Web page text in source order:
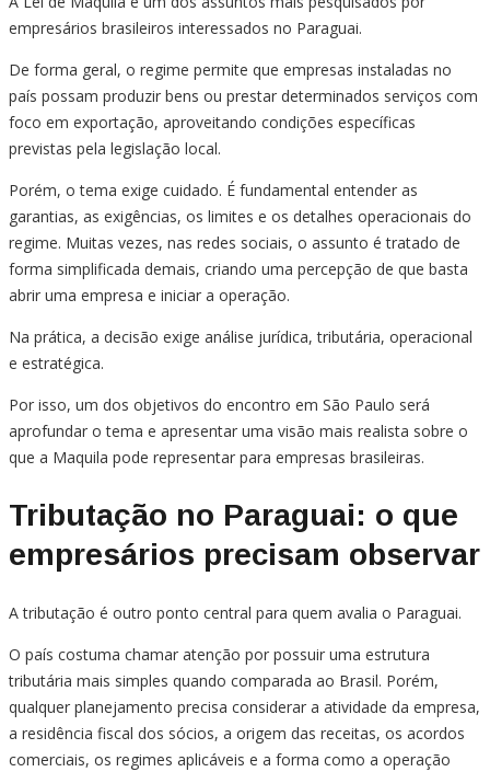
empresários brasileiros interessados no Paraguai.
De forma geral, o regime permite que empresas instaladas no
país possam produzir bens ou prestar determinados serviços com
foco em exportação, aproveitando condições específicas
previstas pela legislação local.
Porém, o tema exige cuidado. É fundamental entender as
garantias, as exigências, os limites e os detalhes operacionais do
regime. Muitas vezes, nas redes sociais, o assunto é tratado de
forma simplificada demais, criando uma percepção de que basta
abrir uma empresa e iniciar a operação.
Na prática, a decisão exige análise jurídica, tributária, operacional
e estratégica.
Por isso, um dos objetivos do encontro em São Paulo será
aprofundar o tema e apresentar uma visão mais realista sobre o
que a Maquila pode representar para empresas brasileiras.
Tributação no Paraguai: o que
empresários precisam observar
A tributação é outro ponto central para quem avalia o Paraguai.
O país costuma chamar atenção por possuir uma estrutura
tributária mais simples quando comparada ao Brasil. Porém,
qualquer planejamento precisa considerar a atividade da empresa,
a residência fiscal dos sócios, a origem das receitas, os acordos
comerciais, os regimes aplicáveis e a forma como a operação